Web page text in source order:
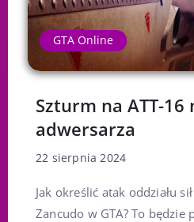
GTA Online
Szturm na ATT-
adwersarza
22 sierpnia 2024
Jak określić atak oddziału
Zancudo w GTA? To będzie